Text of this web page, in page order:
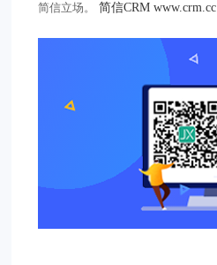
简信立场。
简信CRM www.crm.cc